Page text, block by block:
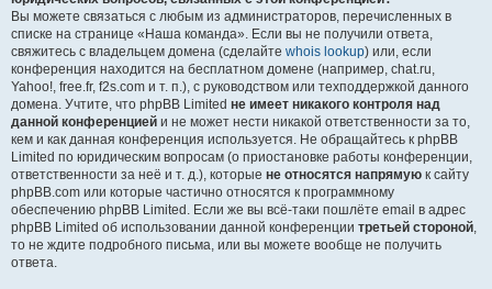
Вы можете связаться с любым из администраторов, перечисленных в
списке на странице «Наша команда». Если вы не получили ответа,
свяжитесь с владельцем домена (сделайте whois lookup) или, если
конференция находится на бесплатном домене (например, chat.ru,
Yahoo!, free.fr, f2s.com и т. п.), с руководством или техподдержкой данного
домена. Учтите, что phpBB Limited не имеет никакого контроля над
данной конференцией и не может нести никакой ответственности за то,
кем и как данная конференция используется. Не обращайтесь к phpBB
Limited по юридическим вопросам (о приостановке работы конференции,
ответственности за неё и т. д.), которые не относятся напрямую к сайту
phpBB.com или которые частично относятся к программному
обеспечению phpBB Limited. Если же вы всё-таки пошлёте email в адрес
phpBB Limited об использовании данной конференции третьей стороной,
то не ждите подробного письма, или вы можете вообще не получить
ответа.